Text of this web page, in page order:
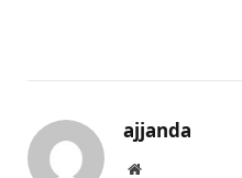
ajjanda
Website